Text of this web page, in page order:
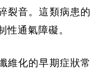
裂音。這類病患的
性通氣障礙。
維化的早期症狀常